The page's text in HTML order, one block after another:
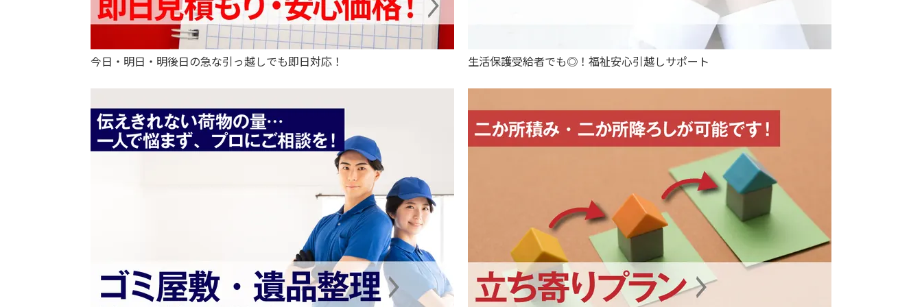
今日・明日・明後日の急な引っ越しでも即日対応！ 生活保護受給者でも◎！福祉安心引越しサポート